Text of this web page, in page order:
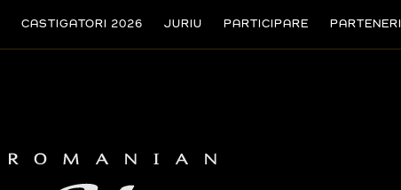
CASTIGATORI 2026 JURIU PARTICIPARE PARTENERI